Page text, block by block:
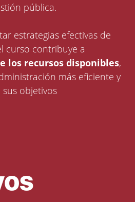
pública.
estrategias efectivas de
curso contribuye a
los recursos disponibles,
más eficiente y
objetivos